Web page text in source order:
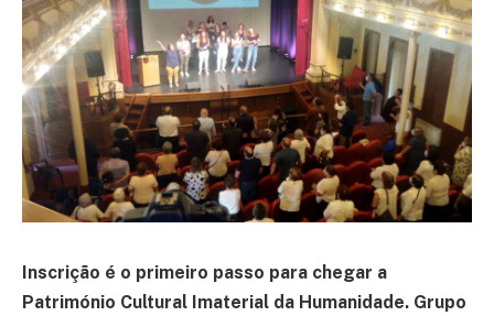
Inscrição é o primeiro passo para chegar a
Património Cultural Imaterial da Humanidade. Grupo